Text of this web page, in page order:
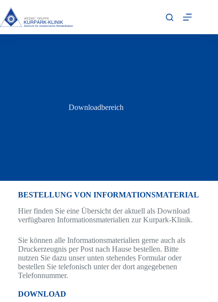
Downloadbereich
BESTELLUNG VON INFORMATIONSMATERIAL
Hier finden Sie eine Übersicht der aktuell als Download
verfügbaren Informationsmaterialien zur Kurpark-Klinik.
Sie können alle Informationsmaterialien gerne auch als
Druckerzeugnis per Post nach Hause bestellen. Bitte
nutzen Sie dazu unser unten stehendes Formular oder
bestellen Sie telefonisch unter der dort angegebenen
Telefonnummer.
DOWNLOAD